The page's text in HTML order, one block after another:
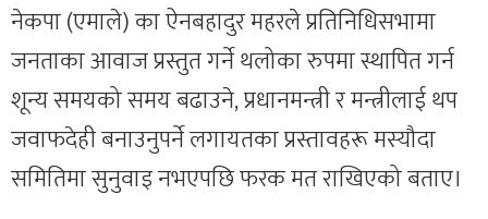
नेकपा (एमाले) का ऐनबहादुर महरले प्रतिनिधिसभामा
जनताका आवाज प्रस्तुत गर्ने थलोका रुपमा स्थापित गर्न
शून्य समयको समय बढाउने, प्रधानमन्त्री र मन्त्रीलाई थप
जवाफदेही बनाउनुपर्ने लगायतका प्रस्तावहरू मस्यौदा
समितिमा सुनुवाइ नभएपछि फरक मत राखिएको बताए।